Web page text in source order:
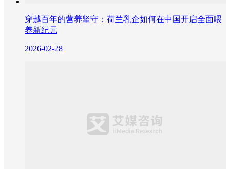
穿越百年的营养坚守：荷兰乳企如何在中国开启全面喂
养新纪元
2026-02-28